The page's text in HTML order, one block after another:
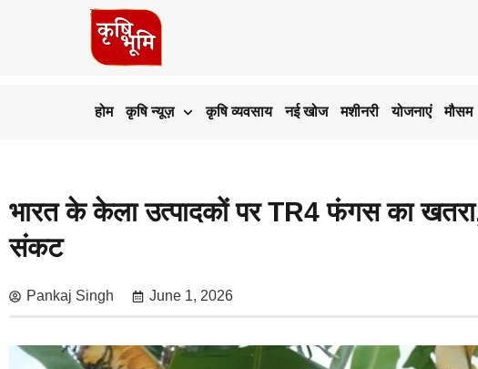
होम कृषि न्यूज़ कृषि व्यवसाय नई खोज मशीनरी योजनाएं मौसम
भारत के केला उत्पादकों पर TR4 फंगस का
संकट
Pankaj Singh June 1, 2026